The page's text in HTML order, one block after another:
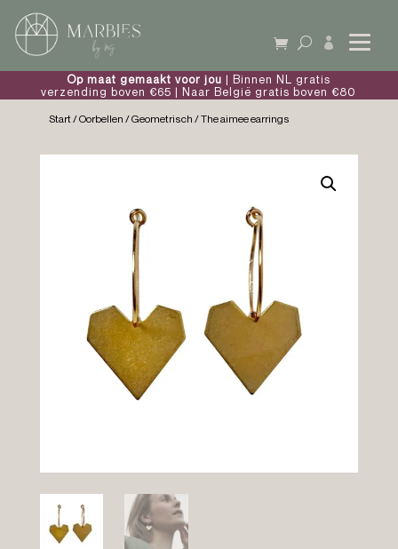

Op maat gemaakt voor jou | Binnen NL gratis
verzending boven €65 | Naar België gratis boven €80
Start/Oorbellen /Geometrisch / The aimee earrings